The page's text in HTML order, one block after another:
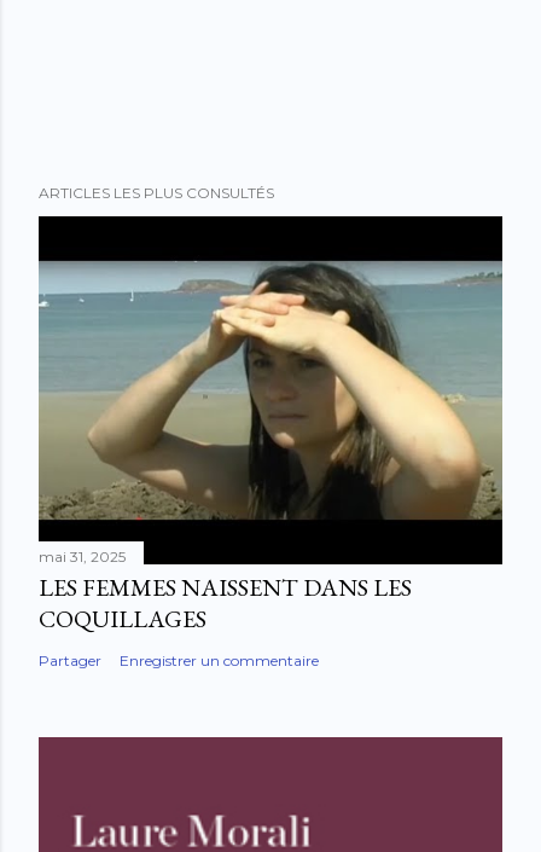
ARTICLES LES PLUS CONSULTÉS
mai 31, 2025
LES FEMMES NAISSENT DANS LES
COQUILLAGES
Partager Enregistrer un commentaire